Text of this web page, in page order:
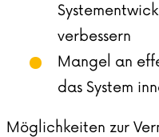
verbessern
Mangel an
das System
Möglichkeiten zur